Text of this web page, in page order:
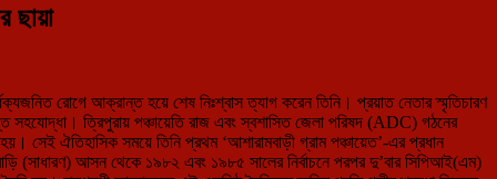
ছায়া
রোগে আক্রান্ত হয়ে শেষ নিঃশ্বাস ত্যাগ করেন তিনি। প্রয়াত নেতার স্মৃতিচারণ
সহযোদ্ধা। ত্রিপুরায় পঞ্চায়েতি রাজ এবং স্বশাসিত জেলা পরিষদ (ADC) গঠনের
সেই ঐতিহাসিক সময়ে তিনি প্রথম ‘আশারামবাড়ী গ্রাম পঞ্চায়েত’-এর প্রধান
(সাধারণ) আসন থেকে ১৯৮২ এবং ১৯৮৫ সালের নির্বাচনে পরপর দু’বার সিপিআই(এম)